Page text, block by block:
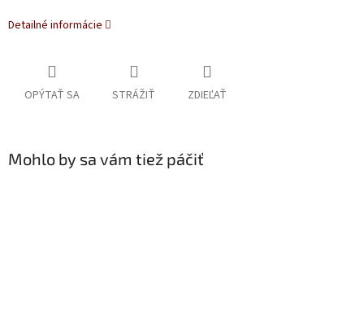
Detailné informácie
OPÝTAŤ SA STRÁŽIŤ ZDIEĽAŤ
Mohlo by sa vám tiež páčiť